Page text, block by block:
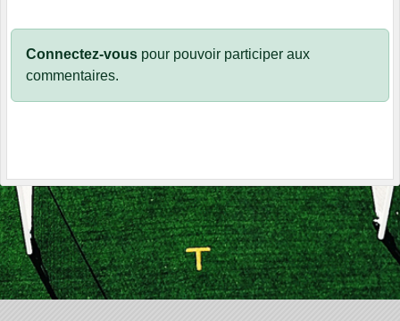
Connectez-vous pour pouvoir participer aux
commentaires.